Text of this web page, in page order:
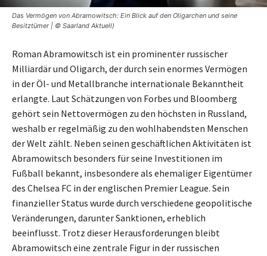
Das Vermögen von Abramowitsch: Ein Blick auf den Oligarchen und seine
Besitztümer | © Saarland Aktuell)
Roman Abramowitsch ist ein prominenter russischer
Milliardär und Oligarch, der durch sein enormes Vermögen
in der Öl- und Metallbranche internationale Bekanntheit
erlangte. Laut Schätzungen von Forbes und Bloomberg
gehört sein Nettovermögen zu den höchsten in Russland,
weshalb er regelmäßig zu den wohlhabendsten Menschen
der Welt zählt. Neben seinen geschäftlichen Aktivitäten ist
Abramowitsch besonders für seine Investitionen im
Fußball bekannt, insbesondere als ehemaliger Eigentümer
des Chelsea FC in der englischen Premier League. Sein
finanzieller Status wurde durch verschiedene geopolitische
Veränderungen, darunter Sanktionen, erheblich
beeinflusst. Trotz dieser Herausforderungen bleibt
Abramowitsch eine zentrale Figur in der russischen